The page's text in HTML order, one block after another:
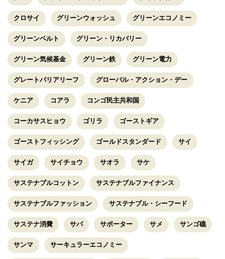
クロサイ グリーンウォッシュ グリーンエコノミー
グリーンベルト グリーン・リカバリー
グリーン気候基金 グリーン鉄 グリーン電力
グレートバリアリーフ グローバル・アクション・デー
ケニア コアラ コンゴ民主共和国
コーカサスヒョウ ゴリラ ゴーストギア
ゴーストフィッシング ゴールドスタンダード サイ
サイガ サイチョウ サオラ サケ
サステナブルコットン サステナブルファイナンス
サステナブルファッション サステナブル・シーフード
サステナ消費 サバ サポーター サメ サンゴ礁
サンマ サーキュラーエコノミー